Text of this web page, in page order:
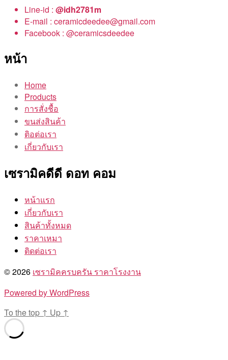
Line-id : @idh2781m
E-mail : ceramicdeedee@gmail.com
Facebook : @ceramicsdeedee
หน้า
Home
Products
การสั่งชื้อ
ขนส่งสินค้า
ติอต่อเรา
เกี่ยวกับเรา
เซรามิคดีดี ดอท คอม
หน้าแรก
เกี่ยวกับเรา
สินค้าทั้งหมด
ราคาเหมา
ติดต่อเรา
© 2026 เซรามิคครบครัน ราคาโรงงาน
Powered by WordPress
To the top ↑ Up ↑